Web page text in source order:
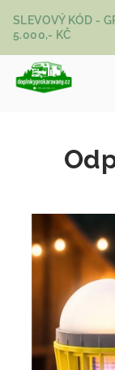
SLEVOVÝ KÓD -
5.000,- KČ